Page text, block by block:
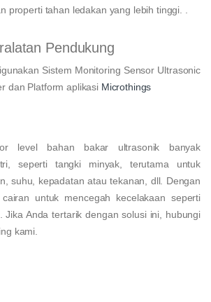
properti tahan ledakan yang lebih tinggi. .
Pendukung
Sistem Monitoring Sensor Ultrasonic
dan Platform aplikasi Microthings
level bahan bakar ultrasonik banyak
seperti tangki minyak, terutama untuk
suhu, kepadatan atau tekanan, dll. Dengan
untuk mencegah kecelakaan seperti
Jika Anda tertarik dengan solusi ini, hubungi
kami.